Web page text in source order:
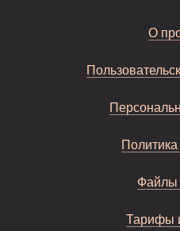
О
Политика
Файлы
Тарифы